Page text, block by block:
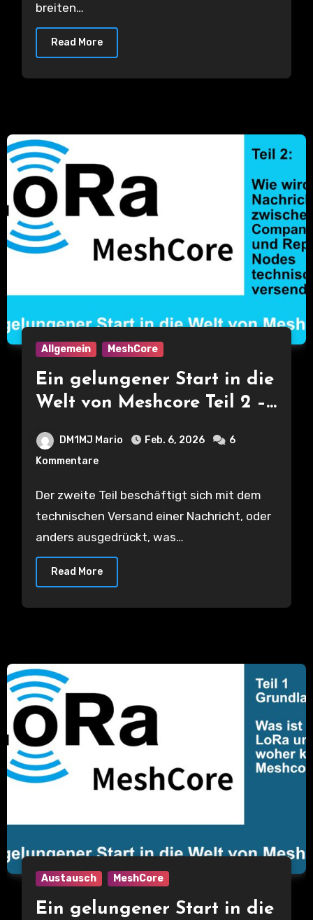
breiten…
Read More
Allgemein MeshCore
Ein gelungener Start in die
Welt von Meshcore Teil 2 –
zwischen Companion- und
versendet:
DM1MJ Mario Feb. 6, 2026
6
Kommentare
Der zweite Teil beschäftigt sich mit dem
technischen Versand einer Nachricht, oder
anders ausgedrückt, was…
Read More
Austausch MeshCore
Ein gelungener Start in die